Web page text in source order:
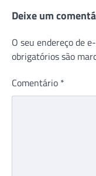
Deixe um
O seu endereço de
obrigatórios são
Comentário *